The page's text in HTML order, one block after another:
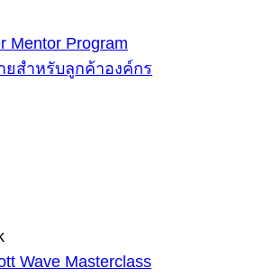
Mentor Program
ยสำหรับลูกค้าองค์กร
Wave Masterclass